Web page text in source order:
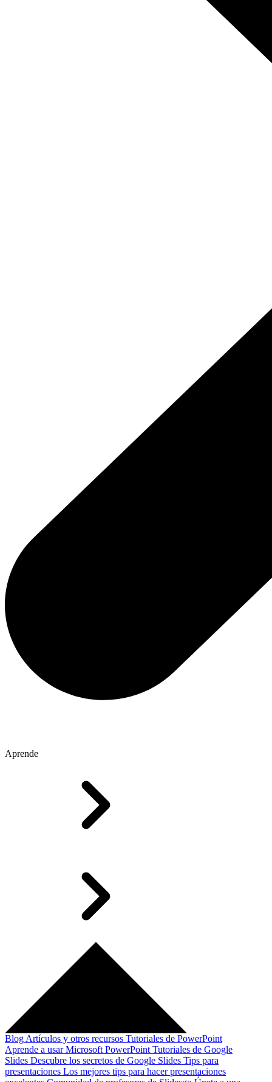
Aprende
Blog Artículos y otros recursos Tutoriales de PowerPoint
Aprende a usar Microsoft PowerPoint Tutoriales de Google
Slides Descubre los secretos de Google Slides Tips para
presentaciones Los mejores tips para hacer presentaciones